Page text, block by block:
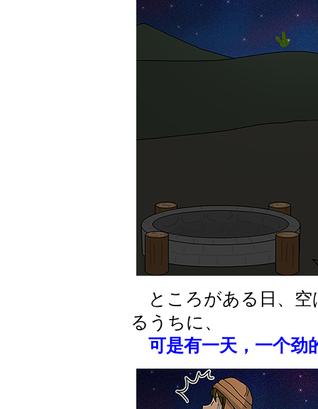
ところがある日、空
るうちに、
可是有一天，一个劲